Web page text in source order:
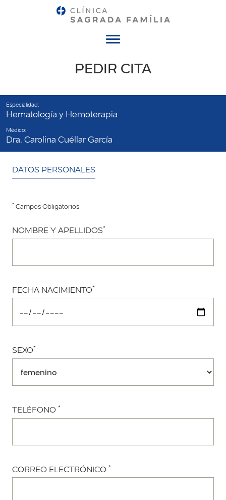
PEDIR CITA
Especialidad:
Hematología y Hemoterapia
Médico:
Dra. Carolina Cuéllar García
DATOS PERSONALES
* Campos Obligatorios
NOMBRE Y APELLIDOS*
FECHA NACIMIENTO*
SEXO*
TELÉFONO *
CORREO ELECTRÓNICO *